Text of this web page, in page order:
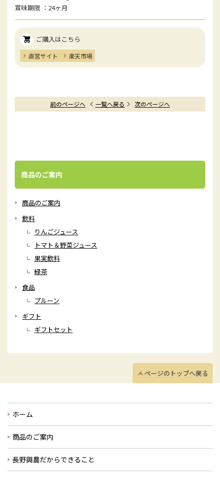
賞味期限
24ヶ月
ご購入はこちら
直営サイト 楽天市場
前のページへ 一覧へ戻る 次のページへ
商品のご案内
商品のご案内
飲料
りんごジュース
トマト＆野菜ジュース
果実飲料
緑茶
食品
プルーン
ギフト
ギフトセット
ページのトップへ戻る
ホーム
商品のご案内
長野興農だからできること